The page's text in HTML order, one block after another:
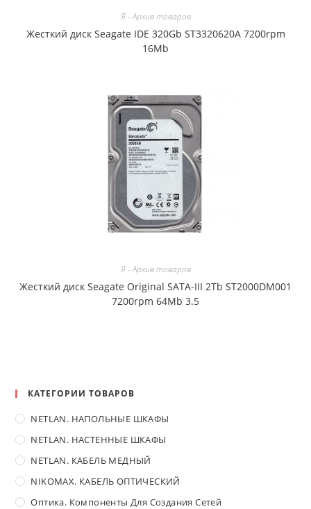
Я - Архив товаров
Жесткий диск Seagate IDE 320Gb ST3320620A 7200rpm
16Mb
Я - Архив товаров
Жесткий диск Seagate Original SATA-III 2Tb ST2000DM001
7200rpm 64Mb 3.5
КАТЕГОРИИ ТОВАРОВ
NETLAN. НАПОЛЬНЫЕ ШКАФЫ
NETLAN. НАСТЕННЫЕ ШКАФЫ
NETLAN. КАБЕЛЬ МЕДНЫЙ
NIKOMAX. КАБЕЛЬ ОПТИЧЕСКИЙ
Оптика. Компоненты Для Создания Сетей